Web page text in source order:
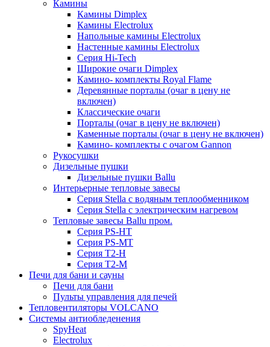
Камины
Камины Dimplex
Камины Electrolux
Напольные камины Electrolux
Настенные камины Electrolux
Серия Hi-Tech
Широкие очаги Dimplex
Камино- комплекты Royal Flame
Деревянные порталы (очаг в цену не
включен)
Классические очаги
Порталы (очаг в цену не включен)
Каменные порталы (очаг в цену не включен)
Камино- комплекты с очагом Gannon
Рукосушки
Дизельные пушки
Дизельные пушки Ballu
Интерьерные тепловые завесы
Серия Stella с водяным теплообменником
Серия Stella с электрическим нагревом
Тепловые завесы Ballu пром.
Серия PS-HT
Серия PS-MT
Серия T2-H
Серия T2-M
Печи для бани и сауны
Печи для бани
Пульты управления для печей
Тепловентиляторы VOLCANO
Системы антиобледенения
SpyHeat
Electrolux